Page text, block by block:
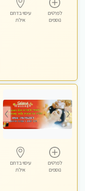
לפרטים
נוספים
עיסוי בדרום
אילת
לפרטים
נוספים
עיסוי בדרום
אילת